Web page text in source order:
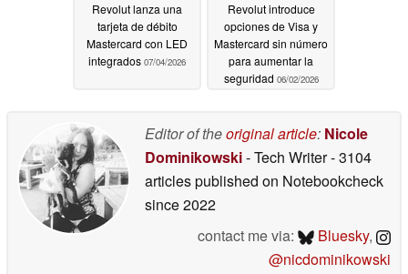
Revolut lanza una
tarjeta de débito
Mastercard con LED
integrados 07/04/2026
Revolut introduce
opciones de Visa y
Mastercard sin número
para aumentar la
seguridad 06/02/2026
Editor of theoriginal article: Nicole
Dominikowski- Tech Writer- 3104
articles published on Notebookcheck
since 2022
contact me via:
Bluesky,
@nicdominikowski